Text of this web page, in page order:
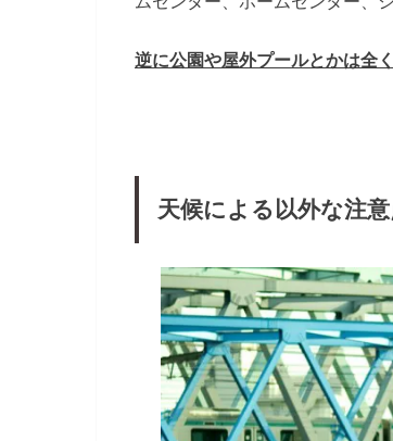
逆に公園や屋外プールとかは全
天候による以外な注